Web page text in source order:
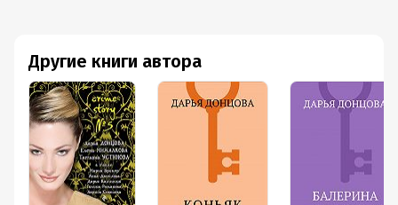
Другие книги автора